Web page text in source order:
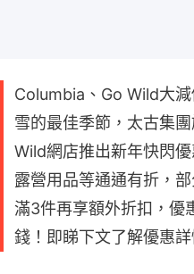
Columbia、Go Wild大
雪的最佳季節，太古集
Wild網店推出新年快閃
露營用品等通通有折，
滿3件再享額外折扣，優
錢！即睇下文了解優惠詳